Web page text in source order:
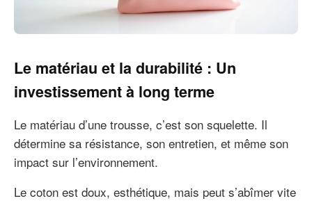
Le matériau et la durabilité : Un
investissement à long terme
Le matériau d’une trousse, c’est son squelette. Il
détermine sa résistance, son entretien, et même son
impact sur l’environnement.
Le coton est doux, esthétique, mais peut s’abîmer vite